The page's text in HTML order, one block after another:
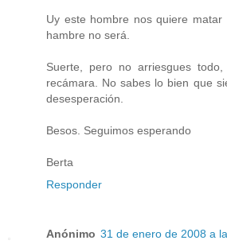
Uy este hombre nos quiere
hambre no será.
Suerte, pero no arriesgues
recámara. No sabes lo bien que
desesperación.
Besos. Seguimos esperando
Berta
Responder
Anónimo 31 de enero de 2008 a